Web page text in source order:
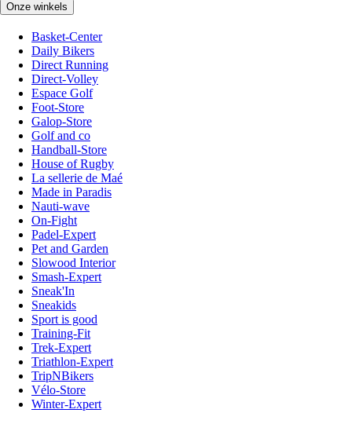
Onze winkels
Basket-Center
Daily Bikers
Direct Running
Direct-Volley
Espace Golf
Foot-Store
Galop-Store
Golf and co
Handball-Store
House of Rugby
La sellerie de Maé
Made in Paradis
Nauti-wave
On-Fight
Padel-Expert
Pet and Garden
Slowood Interior
Smash-Expert
Sneak'In
Sneakids
Sport is good
Training-Fit
Trek-Expert
Triathlon-Expert
TripNBikers
Vélo-Store
Winter-Expert